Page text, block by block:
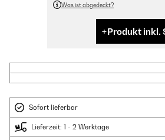
Was ist abgedeckt?
Produkt inkl.
Sofort lieferbar
Lieferzeit: 1 - 2 Werktage